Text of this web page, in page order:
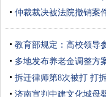
仲裁裁决被法院撤销案
教育部规定：高校领导
多地发布养老金调整方
拆迁律师第8次被打 打
济南宣判中建文化城母